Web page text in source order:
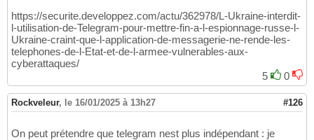
https://securite.developpez.com/actu/362978/L-Ukraine-interdit-
l-utilisation-de-Telegram-pour-mettre-fin-a-l-espionnage-russe-l-
Ukraine-craint-que-l-application-de-messagerie-ne-rende-les-
telephones-de-l-Etat-et-de-l-armee-vulnerables-aux-
cyberattaques/
5
0
Rockveleur, le 16/01/2025 à 13h27 #126
On peut prétendre que telegram nest plus indépendant : je